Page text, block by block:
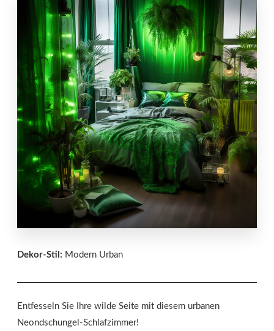
Dekor-Stil: Modern Urban
Entfesseln Sie Ihre wilde Seite mit diesem urbanen
Neondschungel-Schlafzimmer!